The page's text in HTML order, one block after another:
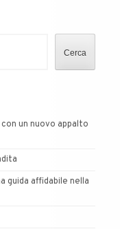
Cerca
un nuovo appalto
guida affidabile nella